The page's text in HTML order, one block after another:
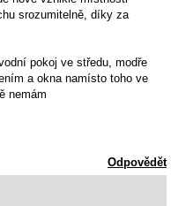
srozumitelně, díky za
pokoj ve středu, modře
a okna namísto toho ve
nemám
Odpovědět